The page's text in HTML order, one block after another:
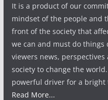
It is a product of our
mindset of the people and
front of the society that
we can and must do
viewers news,
society to change the
powerful driver for a bright
Read More...